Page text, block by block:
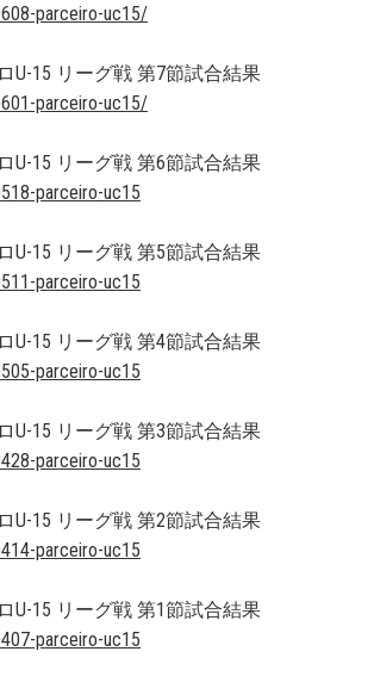
parceiro-uc15/
U-15 リーグ戦 第7節試合結果
parceiro-uc15/
U-15 リーグ戦 第6節試合結果
parceiro-uc15
U-15 リーグ戦 第5節試合結果
parceiro-uc15
U-15 リーグ戦 第4節試合結果
parceiro-uc15
U-15 リーグ戦 第3節試合結果
parceiro-uc15
U-15 リーグ戦 第2節試合結果
parceiro-uc15
U-15 リーグ戦 第1節試合結果
parceiro-uc15